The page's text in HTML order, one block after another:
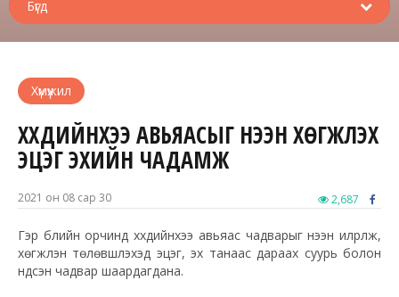
Хүмүүжил
ХҮҮХДИЙНХЭЭ АВЬЯАСЫГ НЭЭН ХӨГЖҮҮЛЭХ
ЭЦЭГ ЭХИЙН ЧАДАМЖ
2021 он 08 сар 30 2,687
Гэр бүлийн орчинд хүүхдийнхээ авьяас чадварыг нээн илрүүлж,
хөгжүүлэн төлөвшүүлэхэд эцэг, эх танаас дараах суурь болон
үндсэн чадвар шаардагдана.